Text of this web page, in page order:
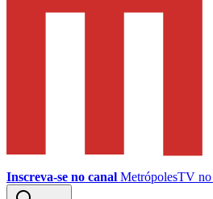
Inscreva-se no canal MetrópolesTV no